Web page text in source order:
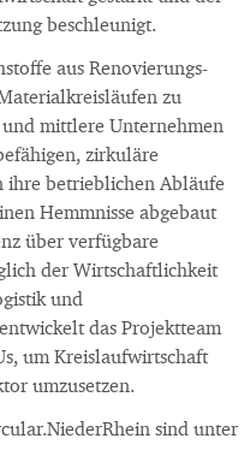
beschleunigt.
aus Renovierungs-
zu
mittlere Unternehmen
zirkuläre
ihre betrieblichen Abläufe
Hemmnisse abgebaut
über verfügbare
der Wirtschaftlichkeit
und
das Projektteam
um Kreislaufwirtschaft
umzusetzen.
sind unter